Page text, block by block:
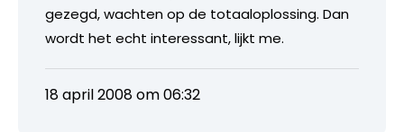
gezegd, wachten op de totaaloplossing. Dan
wordt het echt interessant, lijkt me.
18 april 2008 om 06:32